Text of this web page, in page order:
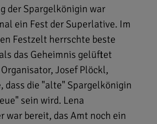
der Spargelkönigin war
ein Fest der Superlative. Im
Festzelt herrschte beste
das Geheimnis gelüftet
Josef Plöckl,
dass die "alte" Spargelkönigin
sein wird. Lena
war bereit, das Amt noch ein